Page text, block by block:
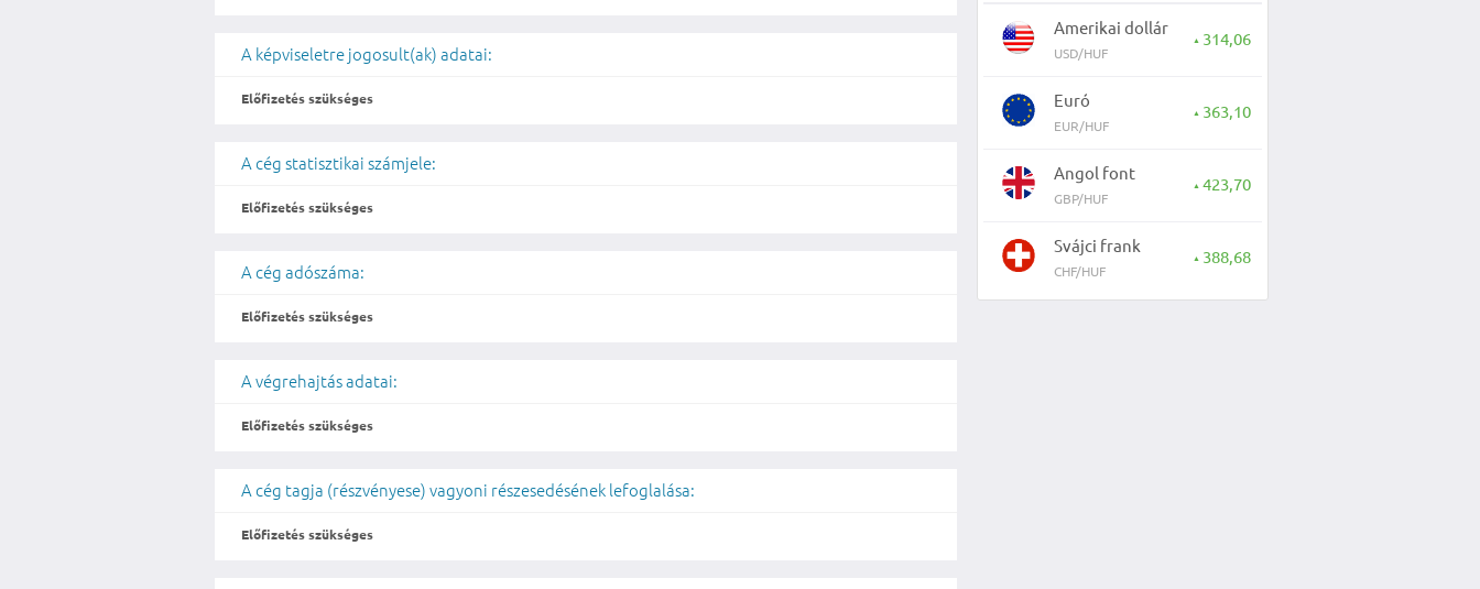
Amerikai dollár
USD/HUF
▲ 314,06
Euró
EUR/HUF
▲ 363,10
Angol font
GBP/HUF
▲ 423,70
Svájci frank
CHF/HUF
▲ 388,68
A képviseletre jogosult(ak) adatai:
Előfizetés szükséges
A cég statisztikai számjele:
Előfizetés szükséges
A cég adószáma:
Előfizetés szükséges
A végrehajtás adatai:
Előfizetés szükséges
A cég tagja (részvényese) vagyoni részesedésének lefoglalása:
Előfizetés szükséges